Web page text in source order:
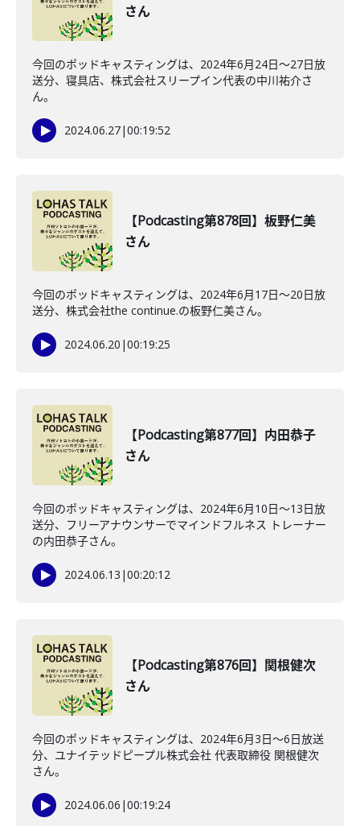
さん
今回のポッドキャスティングは、2024年6月24日〜27日放
送分、寝具店、株式会社スリープイン代表の中川祐介さ
ん。
2024.06.27|00:19:52
【Podcasting第878回】板野仁美
さん
今回のポッドキャスティングは、2024年6月17日〜20日放
送分、株式会社the continue.の板野仁美さん。
2024.06.20 |00:19:25
【Podcasting第877回】内田恭子
さん
今回のポッドキャスティングは、2024年6月10日〜13日放
送分、フリーアナウンサーでマインドフルネス トレーナー
の内田恭子さん。
2024.06.13 |00:20:12
【Podcasting第876回】関根健次
さん
今回のポッドキャスティングは、2024年6月3日〜6日放送
分、ユナイテッドピープル株式会社 代表取締役 関根健次
さん。
2024.06.06 |00:19:24